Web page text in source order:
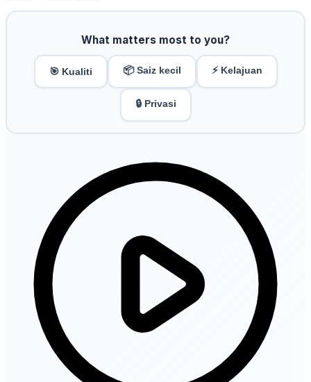
What matters most to you?
🎯 Kualiti 📦 Saiz kecil ⚡ Kelajuan
🔒 Privasi